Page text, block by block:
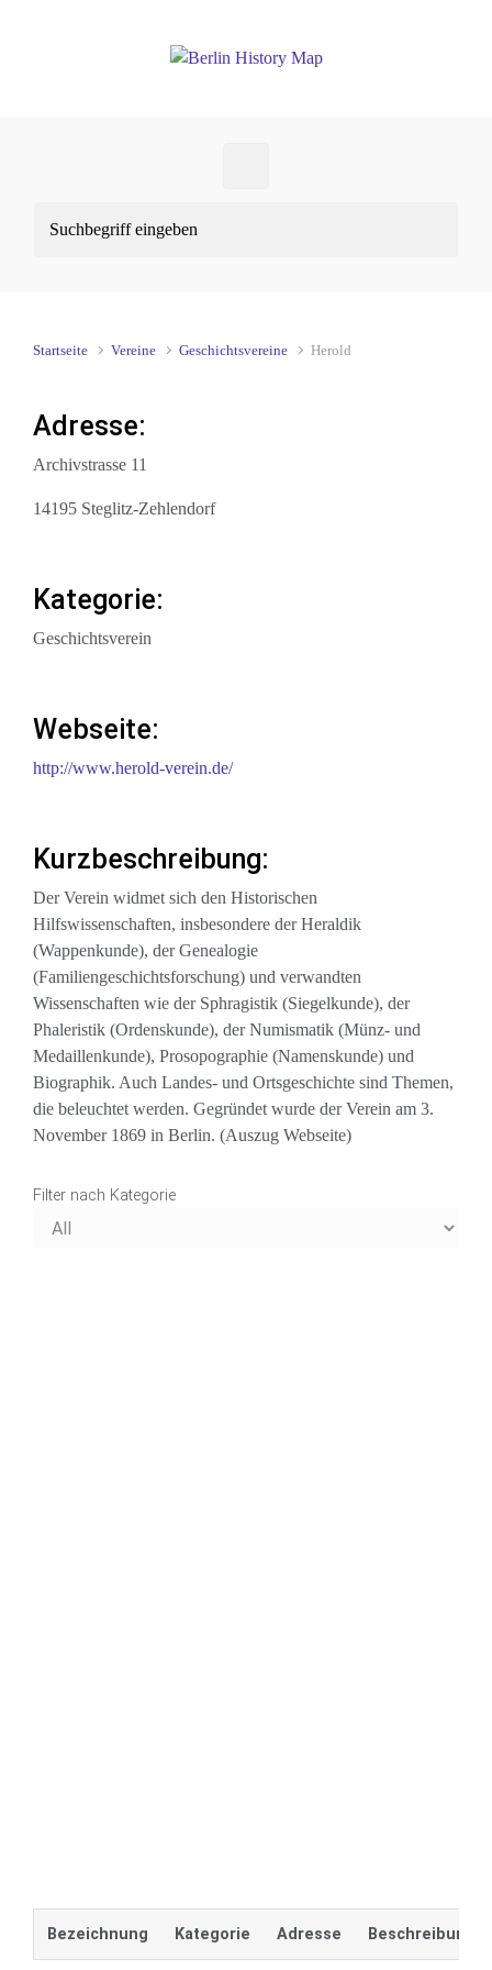
Startseite Vereine Geschichtsvereine Herold
Adresse:
Archivstrasse 11
14195 Steglitz-Zehlendorf
Kategorie:
Geschichtsverein
Webseite:
http://www.herold-verein.de/
Kurzbeschreibung:
Der Verein widmet sich den Historischen
Hilfswissenschaften, insbesondere der Heraldik
(Wappenkunde), der Genealogie
(Familiengeschichtsforschung) und verwandten
Wissenschaften wie der Sphragistik (Siegelkunde), der
Phaleristik (Ordenskunde), der Numismatik (Münz- und
Medaillenkunde), Prosopographie (Namenskunde) und
Biographik. Auch Landes- und Ortsgeschichte sind Themen,
die beleuchtet werden. Gegründet wurde der Verein am 3.
November 1869 in Berlin. (Auszug Webseite)
Filter nach Kategorie
Bezeichnung Kategorie Adresse Beschreibung